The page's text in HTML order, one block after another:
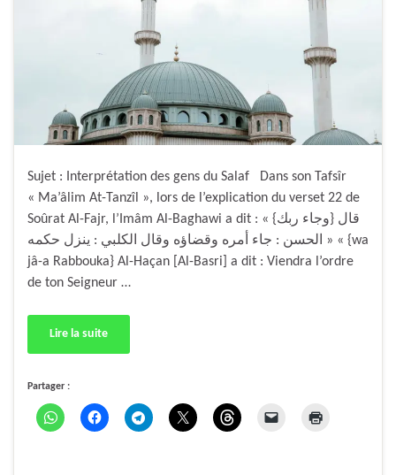
Sujet : Interprétation des gens du Salaf Dans son Tafsîr
« Ma’âlim At-Tanzîl », lors de l’explication du verset 22 de
Soûrat Al-Fajr, l’Imâm Al-Baghawi a dit : « {وجاء ربك} قال
الحسن : جاء أمره وقضاؤه وقال الكلبي : ينزل حكمه » « {wa
jâ-a Rabbouka} Al-Haçan [Al-Basri] a dit : Viendra l’ordre
de ton Seigneur …
Lire la suite
Partager :